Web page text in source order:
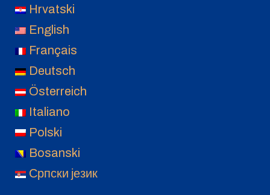
Hrvatski
English
Français
Deutsch
Österreich
Italiano
Polski
Bosanski
Српски језик